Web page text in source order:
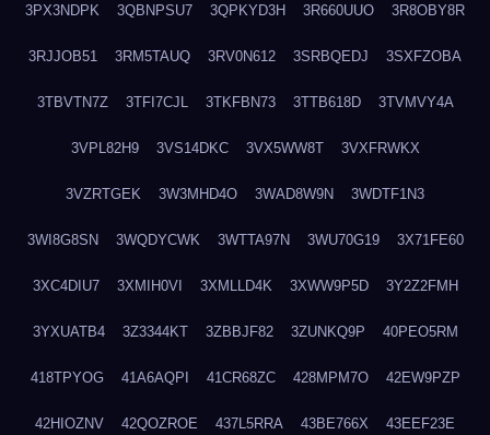
3PX3NDPK 3QBNPSU7 3QPKYD3H 3R660UUO 3R8OBY8R
3RJJOB51 3RM5TAUQ 3RV0N612 3SRBQEDJ 3SXFZOBA
3TBVTN7Z 3TFI7CJL 3TKFBN73 3TTB618D 3TVMVY4A
3VPL82H9 3VS14DKC 3VX5WW8T 3VXFRWKX
3VZRTGEK 3W3MHD4O 3WAD8W9N 3WDTF1N3
3WI8G8SN 3WQDYCWK 3WTTA97N 3WU70G19 3X71FE60
3XC4DIU7 3XMIH0VI 3XMLLD4K 3XWW9P5D 3Y2Z2FMH
3YXUATB4 3Z3344KT 3ZBBJF82 3ZUNKQ9P 40PEO5RM
418TPYOG 41A6AQPI 41CR68ZC 428MPM7O 42EW9PZP
42HIOZNV 42QOZROE 437L5RRA 43BE766X 43EEF23E